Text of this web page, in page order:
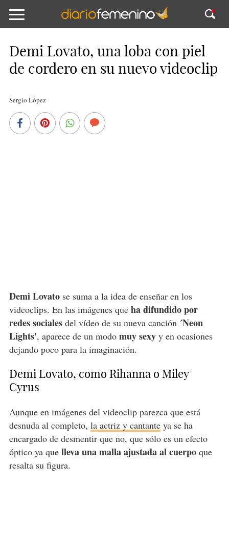
Demi Lovato, una loba con piel
de cordero en su nuevo videoclip
Sergio López
Demi Lovatose suma a la idea de enseñar en los
videoclips. En las imágenes que ha difundido por
redes socialesdel vídeo de su nueva canción ´Neon
Lights', aparece de un modo muy sexyy en ocasiones
dejando poco para la imaginación.
Demi Lovato, como Rihanna o Miley
Cyrus
Aunque en imágenes del videoclip parezca que está
desnuda al completo, la actriz y cantanteya se ha
encargado de desmentir que no, que sólo es un efecto
óptico ya que lleva una malla ajustada al cuerpoque
resalta su figura.